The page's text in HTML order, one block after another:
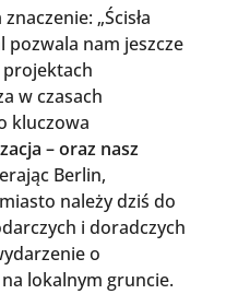
„Ścisła
pozwala nam jeszcze
projektach
w czasach
kluczowa
– oraz nasz
Berlin,
należy dziś do
i doradczych
o
lokalnym gruncie.